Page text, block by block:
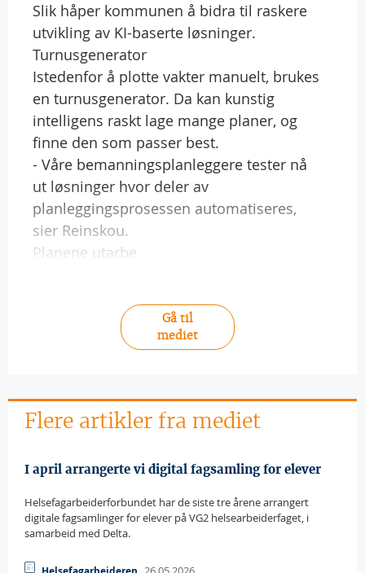
Slik håper kommunen å bidra til raskere
utvikling av KI-baserte løsninger.
Turnusgenerator
Istedenfor å plotte vakter manuelt, brukes
en turnusgenerator. Da kan kunstig
intelligens raskt lage mange planer, og
finne den som passer best.
- Våre bemanningsplanleggere tester nå
ut løsninger hvor deler av
planleggingsprosessen automatiseres,
sier Reinskou.
Planene utarbe
Gå til
mediet
Flere artikler fra mediet
I april arrangerte vi digital fagsamling for elever
Helsefagarbeiderforbundet har de siste tre årene arrangert
digitale fagsamlinger for elever på VG2 helsearbeiderfaget, i
samarbeid med Delta.